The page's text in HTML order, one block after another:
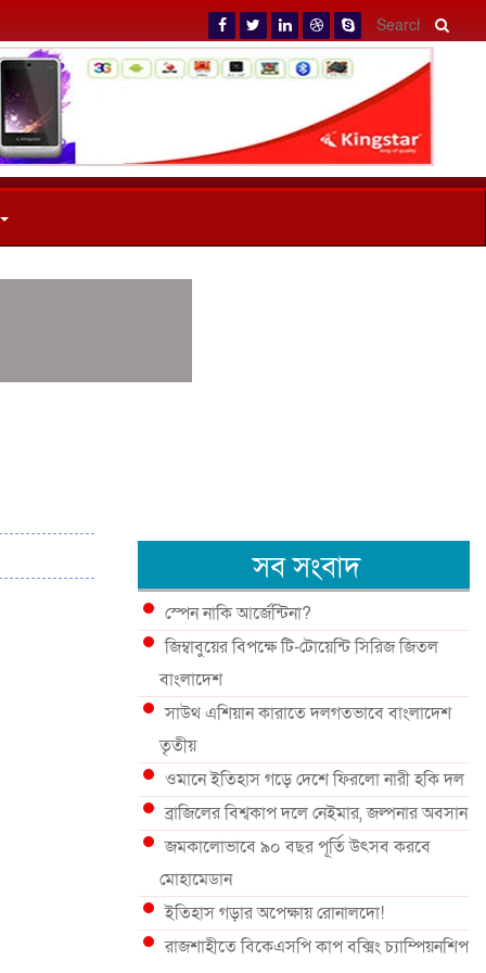
সব সংবাদ
স্পেন নাকি আর্জেন্টিনা?
জিম্বাবুয়ের বিপক্ষে টি-টোয়েন্টি সিরিজ জিতল
বাংলাদেশ
সাউথ এশিয়ান কারাতে দলগতভাবে বাংলাদেশ
তৃতীয়
ওমানে ইতিহাস গড়ে দেশে ফিরলো নারী হকি দল
ব্রাজিলের বিশ্বকাপ দলে নেইমার, জল্পনার অবসান
জমকালোভাবে ৯০ বছর পূর্তি উৎসব করবে
মোহামেডান
ইতিহাস গড়ার অপেক্ষায় রোনালদো!
রাজশাহীতে বিকেএসপি কাপ বক্সিং চ্যাম্পিয়নশিপ